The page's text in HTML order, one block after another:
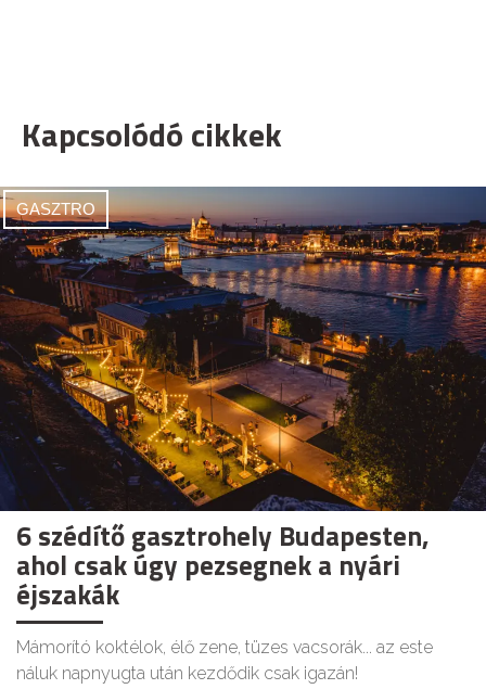
Kapcsolódó cikkek
GASZTRO
6 szédítő gasztrohely Budapesten,
ahol csak úgy pezsegnek a nyári
éjszakák
Mámorító koktélok, élő zene, tüzes vacsorák... az este
náluk napnyugta után kezdődik csak igazán!